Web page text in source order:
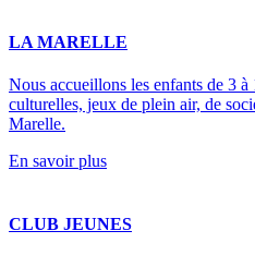
LA MARELLE
Nous accueillons les enfants de 3
culturelles, jeux de plein air, de
Marelle.
En savoir plus
CLUB JEUNES